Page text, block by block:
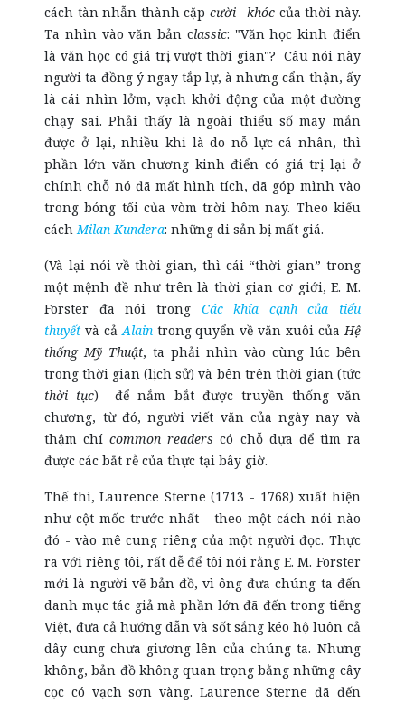
cách tàn nhẫn thành cặp cười - khóc của thời này.
Ta nhìn vào văn bản classic: "Văn học kinh điển
là văn học có giá trị vượt thời gian"? Câu nói này
người ta đồng ý ngay tắp lự, à nhưng cẩn thận, ấy
là cái nhìn lởm, vạch khởi động của một đường
chạy sai. Phải thấy là ngoài thiểu số may mắn
được ở lại, nhiều khi là do nỗ lực cá nhân, thì
phần lớn văn chương kinh điển có giá trị lại ở
chính chỗ nó đã mất hình tích, đã góp mình vào
trong bóng tối của vòm trời hôm nay. Theo kiểu
cáchMilan Kundera: những di sản bị mất giá.
(Và lại nói về thời gian, thì cái “thời gian” trong
một mệnh đề như trên là thời gian cơ giới, E. M.
Forster đã nói trong
Các khía cạnh của tiểu
thuyết và cảAlaintrong quyển về văn xuôi củaHệ
thống Mỹ Thuật, ta phải nhìn vào cùng lúc bên
trong thời gian (lịch sử) và bên trên thời gian (tức
thời tục) để nắm bắt được truyền thống văn
chương, từ đó, người viết văn của ngày nay và
thậm chí common readers có chỗ dựa để tìm ra
được các bắt rễ của thực tại bây giờ.
Thế thì, Laurence Sterne (1713 - 1768) xuất hiện
như cột mốc trước nhất - theo một cách nói nào
đó - vào mê cung riêng của một người đọc. Thực
ra với riêng tôi, rất dễ để tôi nói rằng E. M. Forster
mới là người vẽ bản đồ, vì ông đưa chúng ta đến
danh mục tác giả mà phần lớn đã đến trong tiếng
Việt, đưa cả hướng dẫn và sốt sắng kéo hộ luôn cả
dây cung chưa giương lên của chúng ta. Nhưng
không, bản đồ không quan trọng bằng những cây
cọc có vạch sơn vàng. Laurence Sterne đã đến